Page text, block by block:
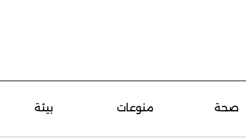
صحة منوعات بيئة